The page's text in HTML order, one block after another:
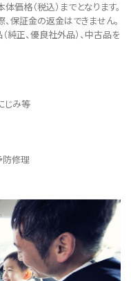
価格（税込）までとなります。
保証金の返金はできません。
純正、優良社外品）、中古品を
じみ等
防修理